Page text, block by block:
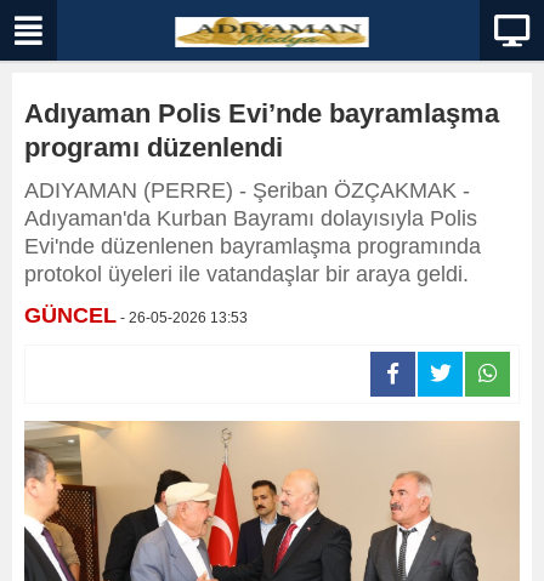
Adıyaman Polis Evi’nde bayramlaşma
programı düzenlendi
ADIYAMAN (PERRE) - Şeriban ÖZÇAKMAK -
Adıyaman'da Kurban Bayramı dolayısıyla Polis
Evi'nde düzenlenen bayramlaşma programında
protokol üyeleri ile vatandaşlar bir araya geldi.
GÜNCEL - 26-05-2026 13:53